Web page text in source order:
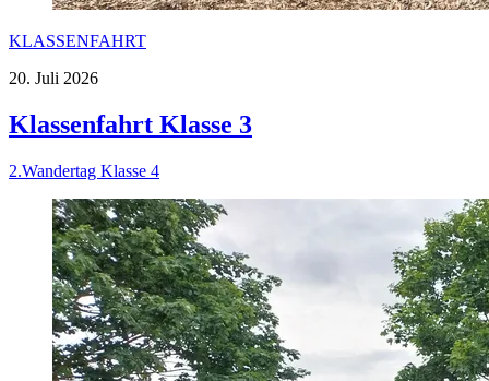
KLASSENFAHRT
20. Juli 2026
Klassenfahrt Klasse 3
2.Wandertag Klasse 4